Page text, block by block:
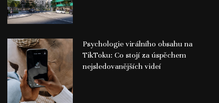
Psychologie virálního obsahu na
TikToku: Co stojí za úspěchem
nejsledovanějších videí